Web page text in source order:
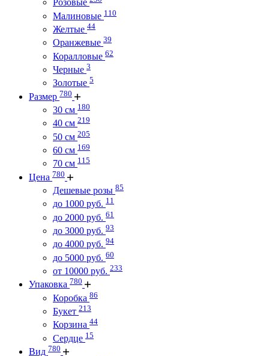
Розовые
Малиновые 110
Желтые 44
Оранжевые 39
Коралловые 62
Черные 3
Золотые 5
Размер 780
30 см 180
40 см 219
50 см 205
60 см 169
70 см 115
Цена 780
Дешевые розы 85
до 1000 руб. 11
до 2000 руб. 61
до 3000 руб. 93
до 4000 руб. 94
до 5000 руб. 60
от 10000 руб. 233
Упаковка 780
Коробка 86
Букет 213
Корзина 44
Сердце 15
Вид 780